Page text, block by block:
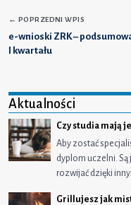
← POPRZEDNI WPIS
e-wnioski ZRK –
I kwartału
Aktualności
Czy studia mają
Aby zostać
dyplom uczelni.
rozwijać dzięki
Grillujesz jak